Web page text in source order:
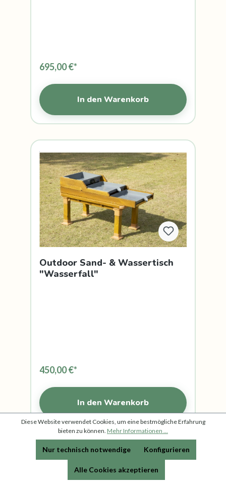
695,00 €*
In den Warenkorb
Outdoor Sand- & Wassertisch
"Wasserfall"
450,00 €*
In den Warenkorb
Diese Website verwendet Cookies, um eine bestmögliche Erfahrung
bieten zu können. Mehr Informationen ...
Nur technisch notwendige Konfigurieren
Alle Cookies akzeptieren